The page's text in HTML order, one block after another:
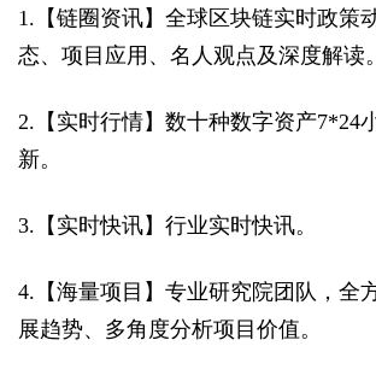
1.【链圈资讯】全球区块链实时政策
态、项目应用、名人观点及深度解读。
2.【实时行情】数十种数字资产7*24
新。
3.【实时快讯】行业实时快讯。
4.【海量项目】专业研究院团队，全
展趋势、多角度分析项目价值。